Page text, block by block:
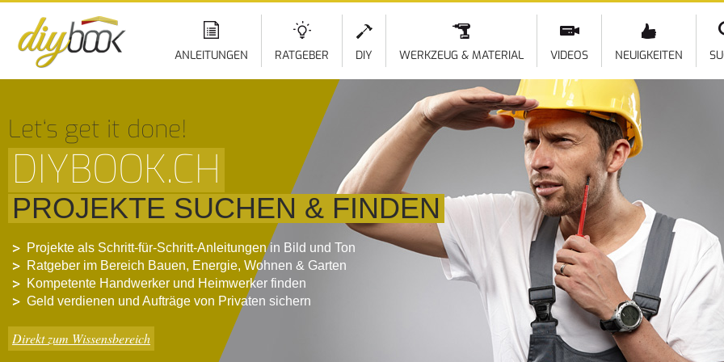
ANLEITUNGEN RATGEBER DIY WERKZEUG & MATERIAL VIDEOS NEUIGKEITEN
Let‘s get it done!
DIYBOOK.CH
PROJEKTE SUCHEN & FINDEN
Projekte als Schritt-für-Schritt-Anleitungen in Bild und Ton
Ratgeber im Bereich Bauen, Energie, Wohnen & Garten
Kompetente Handwerker und Heimwerker finden
Geld verdienen und Aufträge von Privaten sichern
Direkt zum Wissensbereich